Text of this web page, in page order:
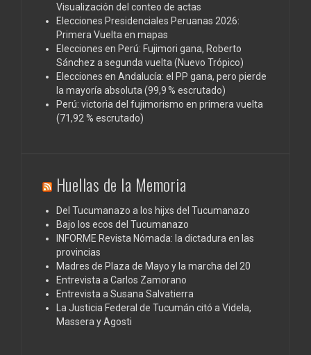
Visualización del conteo de actas
Elecciones Presidenciales Peruanas 2026:
Primera Vuelta en mapas
Elecciones en Perú: Fujimori gana, Roberto
Sánchez a segunda vuelta (Nuevo Trópico)
Elecciones en Andalucía: el PP gana, pero pierde
la mayoría absoluta (99,9 % escrutado)
Perú: victoria del fujimorismo en primera vuelta
(71,92 % escrutado)
Huellas de la Memoria
Del Tucumanazo a los hijxs del Tucumanazo
Bajo los ecos del Tucumanazo
INFORME Revista Nómada: la dictadura en las
provincias
Madres de Plaza de Mayo y la marcha del 20
Entrevista a Carlos Zamorano
Entrevista a Susana Salvatierra
La Justicia Federal de Tucumán citó a Videla,
Massera y Agosti